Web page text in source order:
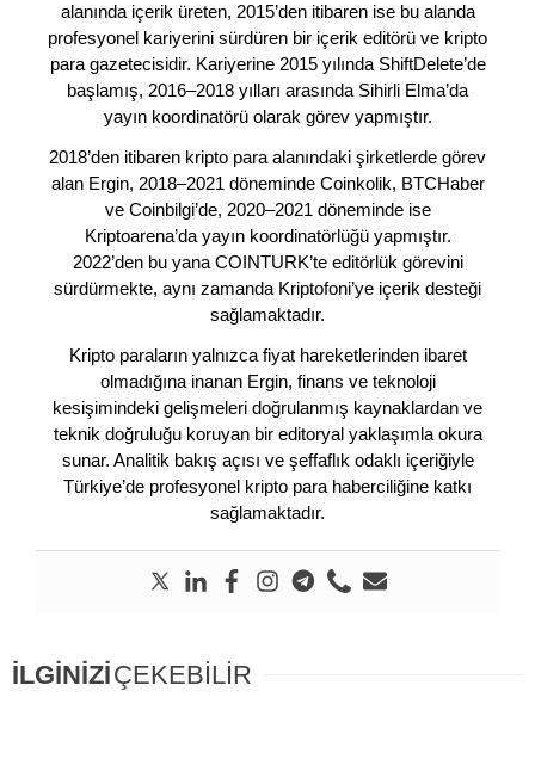
alanında içerik üreten, 2015’den itibaren ise bu alanda
profesyonel kariyerini sürdüren bir içerik editörü ve kripto
para gazetecisidir. Kariyerine 2015 yılında ShiftDelete’de
başlamış, 2016–2018 yılları arasında Sihirli Elma’da
yayın koordinatörü olarak görev yapmıştır.
2018’den itibaren kripto para alanındaki şirketlerde görev
alan Ergin, 2018–2021 döneminde Coinkolik, BTCHaber
ve Coinbilgi’de, 2020–2021 döneminde ise
Kriptoarena’da yayın koordinatörlüğü yapmıştır.
2022’den bu yana COINTURK’te editörlük görevini
sürdürmekte, aynı zamanda Kriptofoni’ye içerik desteği
sağlamaktadır.
Kripto paraların yalnızca fiyat hareketlerinden ibaret
olmadığına inanan Ergin, finans ve teknoloji
kesişimindeki gelişmeleri doğrulanmış kaynaklardan ve
teknik doğruluğu koruyan bir editoryal yaklaşımla okura
sunar. Analitik bakış açısı ve şeffaflık odaklı içeriğiyle
Türkiye’de profesyonel kripto para haberciliğine katkı
sağlamaktadır.
İLGİNİZİÇEKEBİLİR